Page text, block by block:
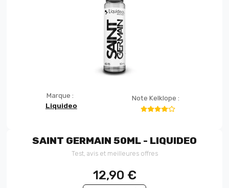
Marque :
Liquideo
Note Kelklope :
SAINT GERMAIN 50ML - LIQUIDEO
Test, avis et meilleures offres
12,90 €